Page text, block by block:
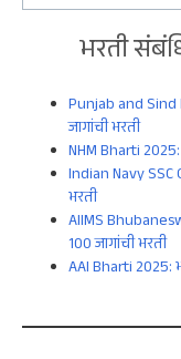
भरती
Punjab and
जागांची भरती
NHM Bharti 2025:
Indian Navy SSC
भरती
AIIMS
100 जागांची भरती
AAI Bharti 2025: